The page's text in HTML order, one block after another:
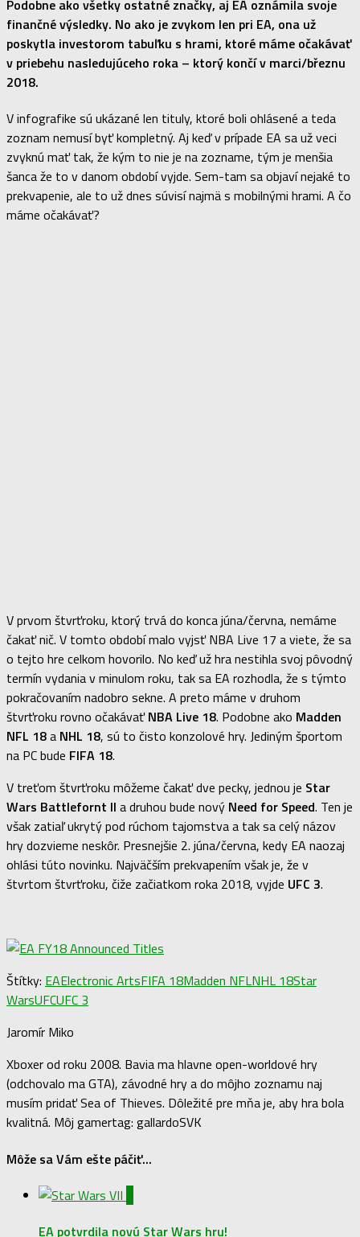
Podobne ako všetky ostatné značky, aj EA oznámila svoje
finančné výsledky. No ako je zvykom len pri EA, ona už
poskytla investorom tabuľku s hrami, ktoré máme očakávať
v priebehu nasledujúceho roka – ktorý končí v marci/březnu
2018.
V infografike sú ukázané len tituly, ktoré boli ohlásené a teda
zoznam nemusí byť kompletný. Aj keď v prípade EA sa už veci
zvyknú mať tak, že kým to nie je na zozname, tým je menšia
šanca že to v danom období vyjde. Sem-tam sa objaví nejaké to
prekvapenie, ale to už dnes súvisí najmä s mobilnými hrami. A čo
máme očakávať?
V prvom štvrťroku, ktorý trvá do konca júna/června, nemáme
čakať nič. V tomto období malo vyjsť NBA Live 17 a viete, že sa
o tejto hre celkom hovorilo. No keď už hra nestihla svoj pôvodný
termín vydania v minulom roku, tak sa EA rozhodla, že s týmto
pokračovaním nadobro sekne. A preto máme v druhom
štvrťroku rovno očakávať NBA Live 18. Podobne ako Madden
NFL 18a NHL 18, sú to čisto konzolové hry. Jediným športom
na PC bude FIFA 18.
V treťom štvrťroku môžeme čakať dve pecky, jednou je Star
Wars Battlefornt II a druhou bude nový Need for Speed. Ten je
však zatiaľ ukrytý pod rúchom tajomstva a tak sa celý názov
hry dozvieme neskôr. Presnejšie 2. júna/června, kedy EA naozaj
ohlási túto novinku. Najväčším prekvapením však je, že v
štvrtom štvrťroku, čiže začiatkom roka 2018, vyjde UFC 3.
Štítky: EAElectronic ArtsFIFA 18Madden NFLNHL 18Star
WarsUFCUFC 3
Jaromír Miko
Xboxer od roku 2008. Bavia ma hlavne open-worldové hry
(odchovalo ma GTA), závodné hry a do môjho zoznamu naj
musím pridať Sea of Thieves. Dôležité pre mňa je, aby hra bola
kvalitná. Môj gamertag: gallardoSVK
Môže sa Vám ešte páčiť...
EA potvrdila novú Star Wars hru!